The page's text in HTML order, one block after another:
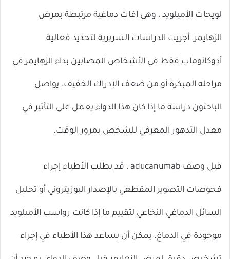
لويحات الأميلويد ، وهي آفات دماغية مرتبطة بمرض
الزهايمر. أجريت الدراسات السريرية لتحديد فعالية
أدوكانوماب فقط في الأشخاص المصابين بداء الزهايمر في
مراحله المبكرة أو من ضعف الإدراك الخفيف. يواصل
الباحثون دراسة ما إذا كان هذا الدواء يعمل على التأثير في
معدل التدهور المعرفي للشخص بمرور الوقت.
قبل وصف aducanumab ، قد يطلب الأطباء إجراء
فحوصات التصوير المقطعي بالإصدار البوزيتروني أو تحليل
السائل الدماغي النخاعي لتقييم ما إذا كانت رواسب الأميلويد
موجودة في الدماغ. يمكن أن يساعد هذا الأطباء في إجراء